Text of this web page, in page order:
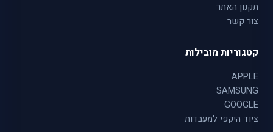
תקנון האתר
צור קשר
קטגוריות מובילות
APPLE
SAMSUNG
GOOGLE
ציוד היקפי למעבדות